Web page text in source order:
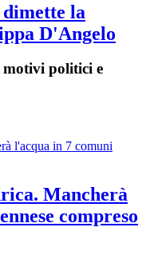
la
D'Angelo
motivi politici e
Mancherà
compreso